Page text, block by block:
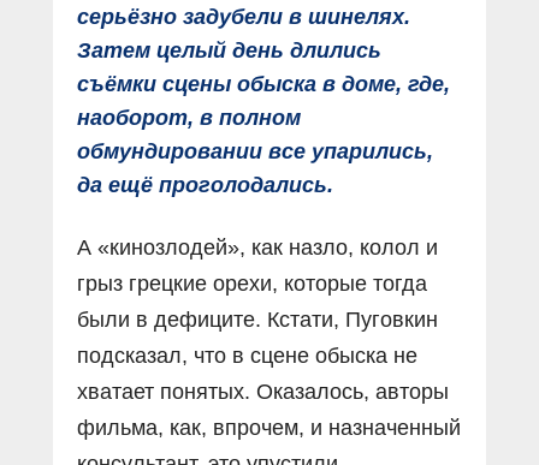
серьёзно задубели в шинелях.
Затем целый день длились
съёмки сцены обыска в доме, где,
наоборот, в полном
обмундировании все упарились,
да ещё проголодались.
А «кинозлодей», как назло, колол и
грыз грецкие орехи, которые тогда
были в дефиците. Кстати, Пуговкин
подсказал, что в сцене обыска не
хватает понятых. Оказалось, авторы
фильма, как, впрочем, и назначенный